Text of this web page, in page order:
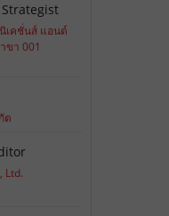
เคชั่นส์ แอนด์
ขา 001
ด
Ltd.